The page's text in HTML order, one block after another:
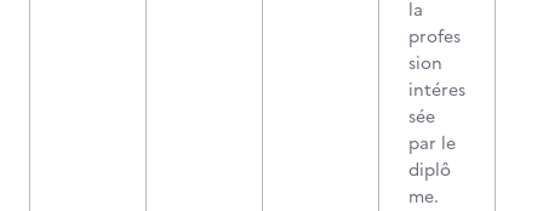
la
profes
sion
intéres
sée
par le
diplô
me.